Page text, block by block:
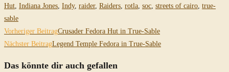
Hut, Indiana Jones, Indy, raider, Raiders, rotla, soc, streets of cairo, true-
sable
Weitere
Artikel
ansehen
Vorheriger BeitragCrusader Fedora Hut in True-Sable
Nächster BeitragLegend Temple Fedora in True-Sable
Das könnte dir auch gefallen